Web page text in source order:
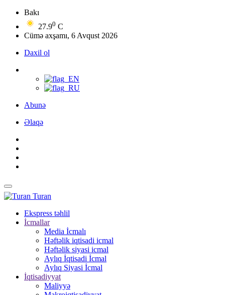
Bakı
27.90 C
Cümə axşamı, 6 Avqust 2026
Daxil ol
Abunə
Əlaqə
Turan
Ekspress təhlil
İcmallar
Media İcmalı
Həftəlik iqtisadi icmal
Həftəlik siyasi icmal
Aylıq İqtisadi İcmal
Aylıq Siyasi İcmal
İqtisadiyyat
Maliyyə